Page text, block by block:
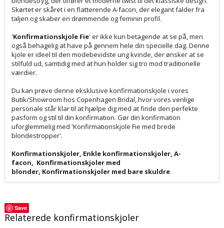
Skørtet er skåret i en flatterende A-facon, der elegant falder fra
taljen og skaber en drømmende og feminin profil.
'Konfirmationskjole Fie' er ikke kun betagende at se på, men
også behagelig at have på gennem hele din specielle dag. Denne
kjole er ideel til den modebevidste ung kvinde, der ønsker at se
stilfuld ud, samtidig med at hun holder sig tro mod traditionelle
værdier.
Du kan prøve denne eksklusive konfirmationskjole i vores
Butik/Showroom hos Copenhagen Bridal, hvor vores venlige
personale står klar til at hjælpe dig med at finde den perfekte
pasform og stil til din konfirmation. Gør din konfirmation
uforglemmelig med 'Konfirmationskjole Fie med brede
blondestropper'.
Konfirmationskjoler, Enkle konfirmationskjoler, A-
facon
Konfirmationskjoler med
blonder, Konfirmationskjoler med bare skuldre
Save
Relaterede konfirmationskjoler